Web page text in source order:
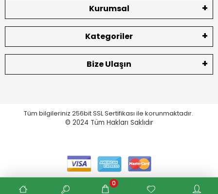
Kurumsal
Kategoriler
Bize Ulaşın
Tüm bilgileriniz 256bit SSL Sertifikası ile korunmaktadır.
© 2024 Tüm Hakları Saklıdır
0